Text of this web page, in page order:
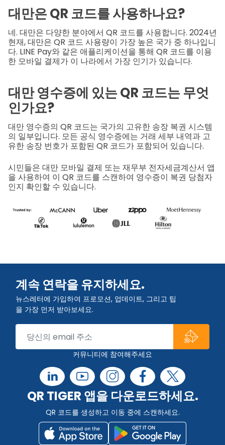
대만은 QR 코드를 사용하나요?
네. 대만은 다양한 분야에서 QR 코드를 사용합니다. 2024년
현재, 대만은 QR 코드 사용량이 가장 높은 국가 중 하나입니
다. LINE Pay와 같은 애플리케이션을 통해 QR 코드를 이용
한 모바일 결제가 이 나라에서 가장 인기가 있습니다.
대만 영수증에 있는 QR 코드는 무엇
인가요?
대만 영수증의 QR 코드는 국가의 고유한 송장 복권 시스템
의 일부입니다. 모든 공식 영수증에는 거래 세부 내역과 고
유한 송장 번호가 포함된 QR 코드가 포함되어 있습니다.
시민들은 대만 모바일 결제 또는 재무부 전자세금계산서 앱
을 사용하여 이 QR 코드를 스캔하여 영수증이 복권 당첨자
인지 확인할 수 있습니다.
계속 연락을 유지하세요.
뉴스레터에 가입하여 프로모션, 업데이트, 그리고 팁
을 가장 먼저 받아보세요.
커뮤니티에 참여해주세요
QR TIGER 앱을 다운로드하세요.
QR 코드를 생성하고 이동 중에 스캔하세요.